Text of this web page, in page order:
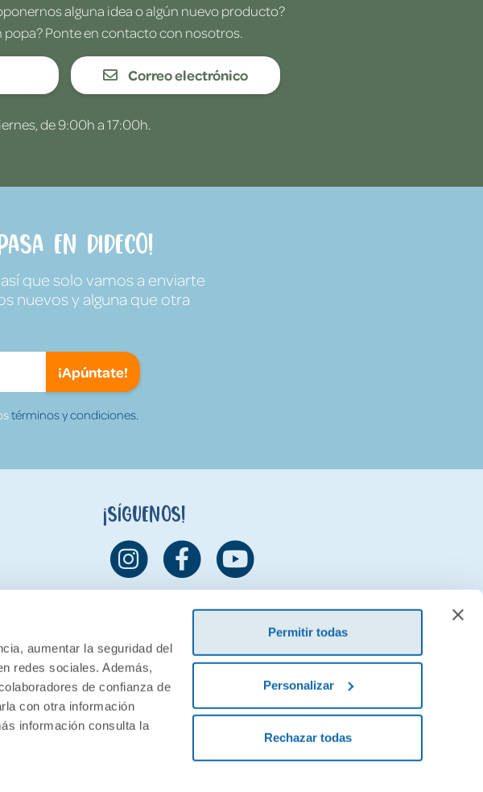
aumentar la seguridad del
redes sociales. Además,
de confianza de
con otra información
información consulta la
Permitir todas
Personalizar
Rechazar todas
alguna idea o algún nuevo producto?
popa? Ponte en contacto con nosotros.
Correo electrónico
de 9:00h a 17:00h.
en Dideco!
que solo vamos a enviarte
nuevos y alguna que otra
¡Apúntate!
términos y condiciones.
¡Síguenos!